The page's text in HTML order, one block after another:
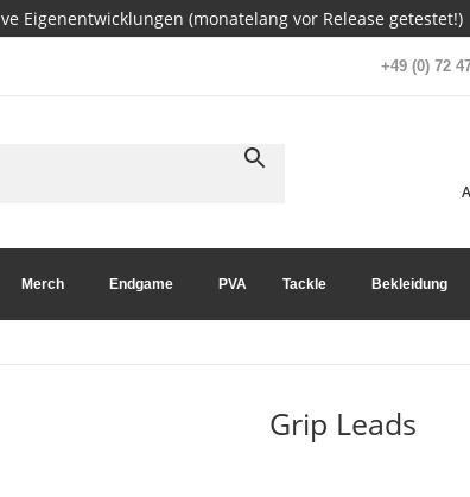
Eigenentwicklungen (monatelang vor Release getestet!)
+49 (0) 72
Merch Endgame PVA Tackle Bekleidung
Grip Leads